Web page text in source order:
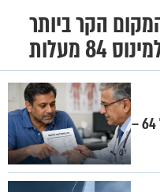
הקר ביותר
מעלות
במקום לצאת לפנסיה: סיים תואר בגיל 64 –